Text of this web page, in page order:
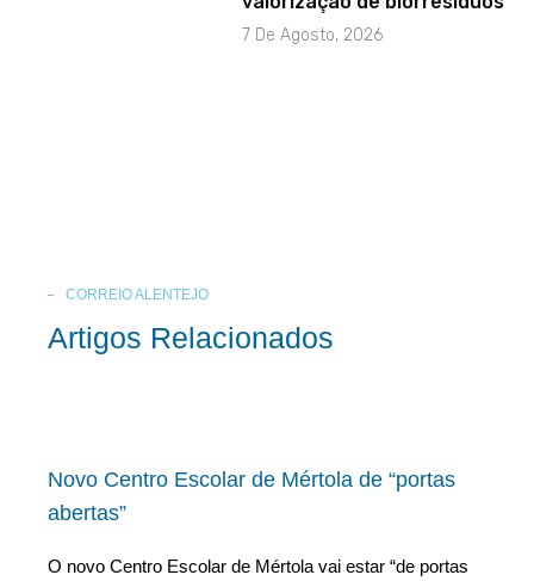
7 De Agosto, 2026
CORREIO ALENTEJO
Artigos Relacionados
Novo Centro Escolar de Mértola de “portas
abertas”
O novo Centro Escolar de Mértola vai estar “de portas